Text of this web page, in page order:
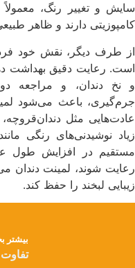
سایش و تغییر رنگ،
کامپوزیتی دارند و ظاهر
از طرف دیگر، نقش خود
است. رعایت دقیق بهداشت
و نخ دندان، و مراجعه
جرم‌گیری، باعث می‌شود
عادت‌هایی مثل
زیاد نوشیدنی‌های رنگی
مستقیم در افزایش طول
رعایت شوند، لمینت دندان
زیبایی لبخند را حفظ کند.
بیشتر